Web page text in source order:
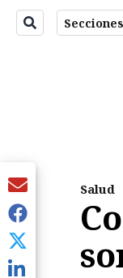
Secciones
Salud